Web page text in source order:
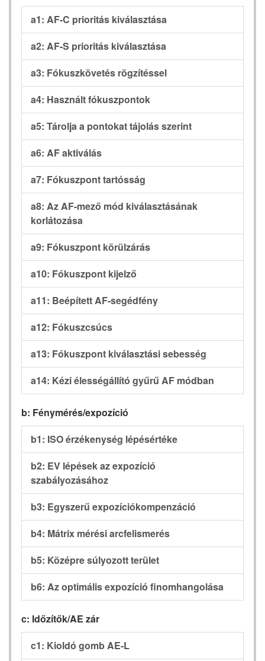
a1: AF-C prioritás kiválasztása
a2: AF-S prioritás kiválasztása
a3: Fókuszkövetés rögzítéssel
a4: Használt fókuszpontok
a5: Tárolja a pontokat tájolás szerint
a6: AF aktiválás
a7: Fókuszpont tartósság
a8: Az AF-mező mód kiválasztásának
korlátozása
a9: Fókuszpont körülzárás
a10: Fókuszpont kijelző
a11: Beépített AF-segédfény
a12: Fókuszcsúcs
a13: Fókuszpont kiválasztási sebesség
a14: Kézi élességállító gyűrű AF módban
b: Fénymérés/expozíció
b1: ISO érzékenység lépésértéke
b2: EV lépések az expozíció
szabályozásához
b3: Egyszerű expozíciókompenzáció
b4: Mátrix mérési arcfelismerés
b5: Középre súlyozott terület
b6: Az optimális expozíció finomhangolása
c: Időzítők/AE zár
c1: Kioldó gomb AE-L